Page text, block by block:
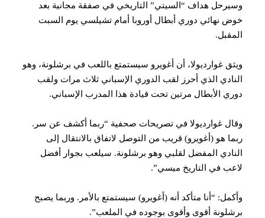
هداف “السيتي” التاريخي في صفقة مجانية بعد
نهائي دوري أبطال أوروبا أمام تشيلسي يوم السبت
غوارديولا، أن أغويرو سيستمتع باللعب في برشلونة، وهو
الذي أحرز لقب الدوري الإسباني ثلاث مرات ولقب
الأبطال مرتين تحت قيادة هذا المدرب الإسباني.
غوارديولا في تصريحات صحفية “ربما أكشف عن سر.
هو (أغويرو) قريب من التوصل لاتفاق بالانتقال إلى
المفضل لقلبي وهو برشلونة. سيلعب بجوار أفضل
في التاريخ ميسي”.
“أنا متأكد أنه (أغويرو) سيستمتع بالأمر. وربما يصبح
أقوى وأقوى بوجوده في الملعب”.